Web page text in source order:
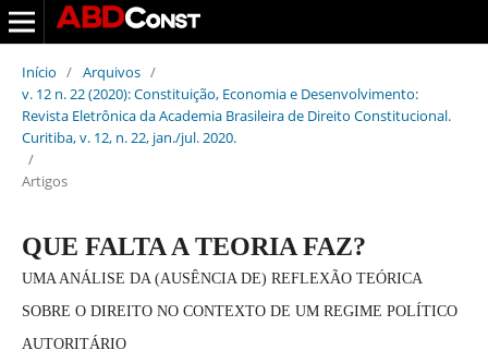
Início / Arquivos /
v. 12 n. 22 (2020): Constituição, Economia e Desenvolvimento:
Revista Eletrônica da Academia Brasileira de Direito Constitucional.
Curitiba, v. 12, n. 22, jan./jul. 2020.
/
Artigos
QUE FALTA A TEORIA FAZ?
UMA ANÁLISE DA (AUSÊNCIA DE) REFLEXÃO TEÓRICA
SOBRE O DIREITO NO CONTEXTO DE UM REGIME POLÍTICO
AUTORITÁRIO